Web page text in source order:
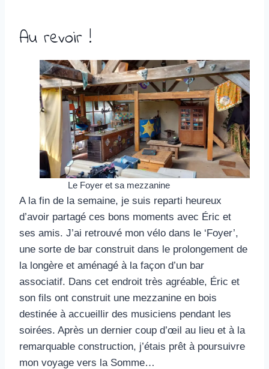
Au revoir !
Le Foyer et sa mezzanine
A la fin de la semaine, je suis reparti heureux
d’avoir partagé ces bons moments avec Éric et
ses amis. J’ai retrouvé mon vélo dans le ‘Foyer’,
une sorte de bar construit dans le prolongement de
la longère et aménagé à la façon d’un bar
associatif. Dans cet endroit très agréable, Éric et
son fils ont construit une mezzanine en bois
destinée à accueillir des musiciens pendant les
soirées. Après un dernier coup d’œil au lieu et à la
remarquable construction, j’étais prêt à poursuivre
mon voyage vers la Somme…